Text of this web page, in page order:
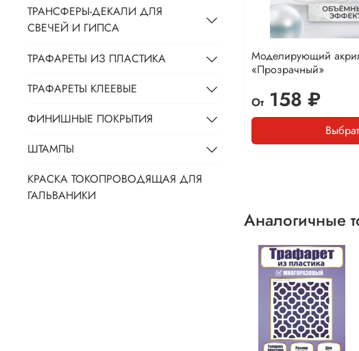
Моделирующий
«Прозрачный»
От158 ₽
Аналогичные
ТРАНСФЕРЫ-ДЕКАЛИ ДЛЯ
СВЕЧЕЙ И ГИПСА
ТРАФАРЕТЫ ИЗ ПЛАСТИКА
ТРАФАРЕТЫ КЛЕЕВЫЕ
ФИНИШНЫЕ ПОКРЫТИЯ
ШТАМПЫ
КРАСКА ТОКОПРОВОДЯЩАЯ ДЛЯ
ГАЛЬВАНИКИ